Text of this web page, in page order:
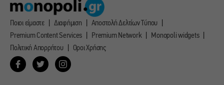
Ποιοι είμαστε Διαφήμιση
Αποστολή Δελτίων Τύπου
Premium Content Services
Premium Network
Monopoli widgets
Πολιτική Απορρήτου
Οροι Χρήσης